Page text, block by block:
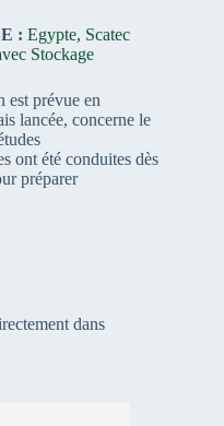
: Egypte, Scatec
Stockage
est prévue en
lancée, concerne le
ont été conduites dès
préparer
dans